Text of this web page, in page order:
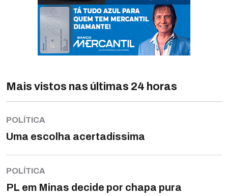
Mais vistos nas últimas 24 horas
POLÍTICA
Uma escolha acertadíssima
POLÍTICA
PL em Minas decide por chapa pura